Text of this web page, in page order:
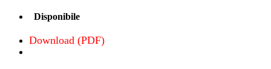
Disponibile
Download (PDF)